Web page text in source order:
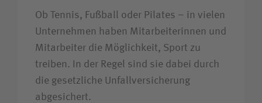
Ob Tennis, Fußball oder Pilates – in vielen
Unternehmen haben Mitarbeiterinnen und
Mitarbeiter die Möglichkeit, Sport zu
treiben. In der Regel sind sie dabei durch
die gesetzliche Unfall­versicherung
abgesichert.